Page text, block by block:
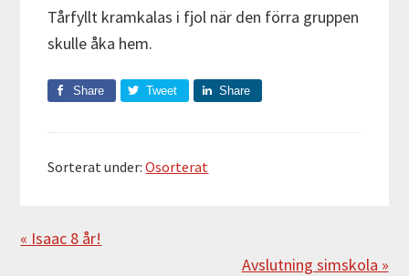
Tårfyllt kramkalas i fjol när den förra gruppen
skulle åka hem.
Share Tweet Share
Sorterat under:Osorterat
Föregående
« Isaac 8 år!
Nästa
Avslutning simskola »